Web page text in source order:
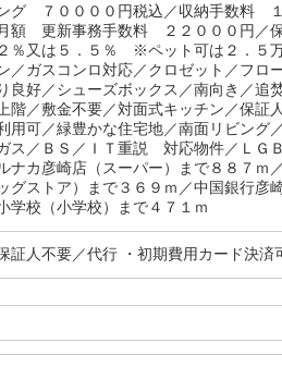
７００００円税込／収納手数料
更新事務手数料 ２２０００円／保
％又は５．５％ ※ペット可は２．５
／ガスコンロ対応／クロゼット／フロ
良好／シューズボックス／南向き／追
階／敷金不要／対面式キッチン／保証
用可／緑豊かな住宅地／南面リビング
ス／ＢＳ／ＩＴ重説 対応物件／ＬＧ
ナカ彦崎店（スーパー）まで８８７ｍ
グストア）まで３６９ｍ／中国銀行彦
学校（小学校）まで４７１ｍ
証人不要／代行 ・初期費用カード決済